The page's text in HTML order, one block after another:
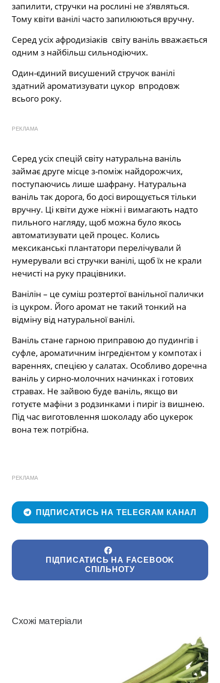
запилити, стручки на рослині не з’являться.
Тому квіти ванілі часто запилюються вручну.
Серед усіх афродизіаків світу ваніль вважається
одним з найбільш сильнодіючих.
Один-єдиний висушений стручок ванілі
здатний ароматизувати цукор впродовж
всього року.
РЕКЛАМА
Серед усіх спецій світу натуральна ваніль
займає друге місце з-поміж найдорожчих,
поступаючись лише шафрану. Натуральна
ваніль так дорога, бо досі вирощується тільки
вручну. Ці квіти дуже ніжні і вимагають надто
пильного нагляду, щоб можна було якось
автоматизувати цей процес. Колись
мексиканські плантатори перелічували й
нумерували всі стручки ванілі, щоб їх не крали
нечисті на руку працівники.
Ванілін – це суміш розтертої ванільної палички
із цукром. Його аромат не такий тонкий на
відміну від натуральної ванілі.
Ваніль стане гарною приправою до пудингів і
суфле, ароматичним інгредієнтом у компотах і
вареннях, спецією у салатах. Особливо доречна
ваніль у сирно-молочних начинках і готових
стравах. Не зайвою буде ваніль, якщо ви
готуєте мафіни з родзинками і пиріг із вишнею.
Під час виготовлення шоколаду або цукерок
вона теж потрібна.
РЕКЛАМА
ПІДПИСАТИСЬ НА TELEGRAM КАНАЛ
ПІДПИСАТИСЬ НА FACEBOOK
СПІЛЬНОТУ
Схожі матеріали